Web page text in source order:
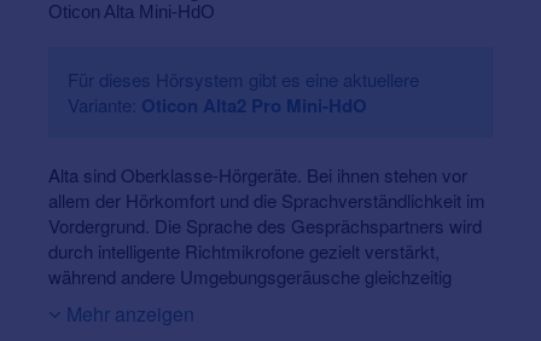
Oticon Alta Mini-HdO
Für dieses Hörsystem gibt es eine aktuellere
Variante: Oticon Alta2 Pro Mini-HdO
Alta sind Oberklasse-Hörgeräte. Bei ihnen stehen vor
allem der Hörkomfort und die Sprachverständlichkeit im
Vordergrund. Die Sprache des Gesprächspartners wird
durch intelligente Richtmikrofone gezielt verstärkt,
während andere Umgebungsgeräusche gleichzeitig
abgesenkt werden. Ein möglichst natürlicher
Klangeindruck wird dank der großen Bandbreite erzielt.
Mehr anzeigen